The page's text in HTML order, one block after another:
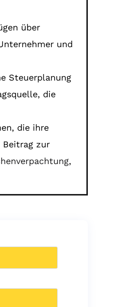
über
und
Steuerplanung
die
die ihre
Beitrag zur
,